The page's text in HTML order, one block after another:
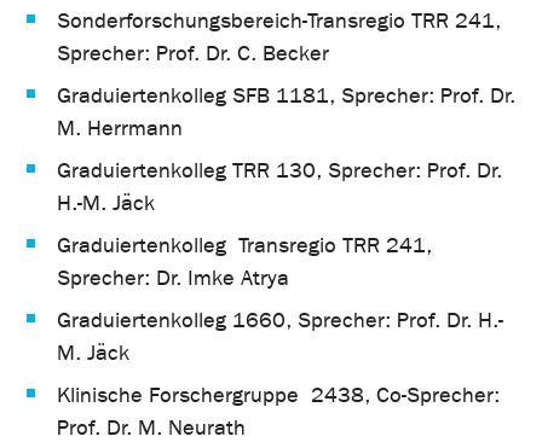
Sonderforschungsbereich-Transregio TRR 241,
Sprecher: Prof. Dr. C. Becker
Graduiertenkolleg SFB 1181, Sprecher: Prof. Dr.
M. Herrmann
Graduiertenkolleg TRR 130, Sprecher: Prof. Dr.
H.-M. Jäck
Graduiertenkolleg Transregio TRR 241,
Sprecher: Dr. Imke Atrya
Graduiertenkolleg 1660, Sprecher: Prof. Dr. H.-
M. Jäck
Klinische Forschergruppe 2438, Co-Sprecher:
Prof. Dr. M. Neurath